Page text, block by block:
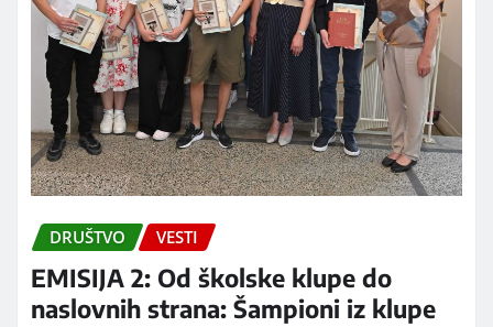
DRUŠTVO VESTI
EMISIJA 2: Od školske klupe do
naslovnih strana: Šampioni iz klupe